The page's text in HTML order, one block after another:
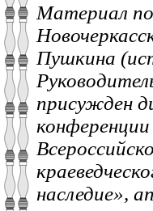
Материал
Пушкина
присужден
наследие»,